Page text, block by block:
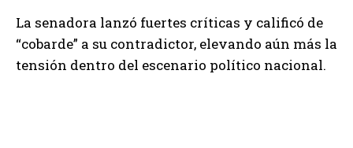
La senadora lanzó fuertes críticas y calificó de
“cobarde” a su contradictor, elevando aún más la
tensión dentro del escenario político nacional.